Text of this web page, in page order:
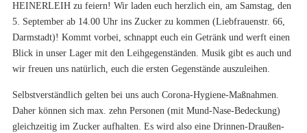
HEINERLEIH zu feiern! Wir laden euch herzlich ein, am Samstag, den
5. September ab 14.00 Uhr ins Zucker zu kommen (Liebfrauenstr. 66,
Darmstadt)! Kommt vorbei, schnappt euch ein Getränk und werft einen
Blick in unser Lager mit den Leihgegenständen. Musik gibt es auch und
wir freuen uns natürlich, euch die ersten Gegenstände auszuleihen.
Selbstverständlich gelten bei uns auch Corona-Hygiene-Maßnahmen.
Daher können sich max. zehn Personen (mit Mund-Nase-Bedeckung)
gleichzeitig im Zucker aufhalten. Es wird also eine Drinnen-Draußen-